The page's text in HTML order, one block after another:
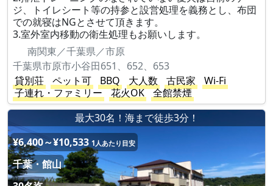
ジ、トイレシート等の持参と設営処理を義務とし、布団
での就寝はNGとさせて頂きます。
3.室外室内移動の衛生処理もお願いします。
南関東／千葉県／市原
千葉県市原市小谷田651、652、653
貸別荘
ペット可 BBQ 大人数 古民家
Wi-Fi
子連れ・ファミリー
花火OK
全館禁煙
最大30名！海まで徒歩3分！
¥6,400～¥10,533 1人あたり目安
千葉・館山